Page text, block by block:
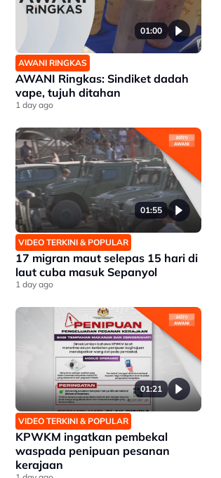
01:00
AWANI RINGKAS
AWANI Ringkas: Sindiket dadah
vape, tujuh ditahan
1 day ago
01:55
VIDEO TERKINI & POPULAR
17 migran maut selepas 15 hari di
laut cuba masuk Sepanyol
1 day ago
01:21
VIDEO TERKINI & POPULAR
KPWKM ingatkan pembekal
waspada penipuan pesanan
kerajaan